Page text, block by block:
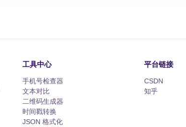
工具中心
手机号检查器
文本对比
二维码生成器
时间戳转换
JSON 格式化
平台链接
CSDN
知乎